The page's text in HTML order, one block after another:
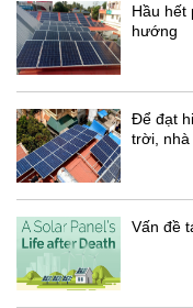
Hầu hết
hướng
Để đạt
trời, nhà
Vấn đề